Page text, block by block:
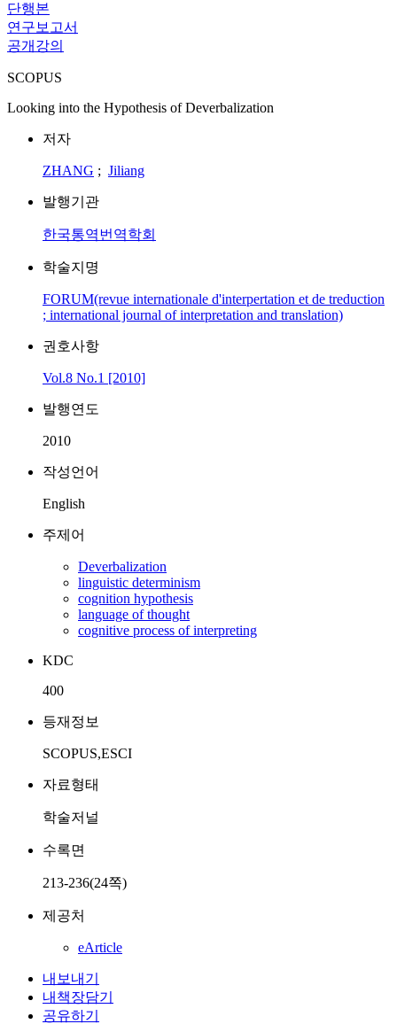
단행본
연구보고서
공개강의
SCOPUS
Looking into the Hypothesis of Deverbalization
저자
ZHANG ; Jiliang
발행기관
한국통역번역학회
학술지명
FORUM(revue internationale d'interpertation et de treduction
; international journal of interpretation and translation)
권호사항
Vol.8 No.1 [2010]
발행연도
2010
작성언어
English
주제어
Deverbalization
linguistic determinism
cognition hypothesis
language of thought
cognitive process of interpreting
KDC
400
등재정보
SCOPUS,ESCI
자료형태
학술저널
수록면
213-236(24쪽)
제공처
eArticle
내보내기
내책장담기
공유하기